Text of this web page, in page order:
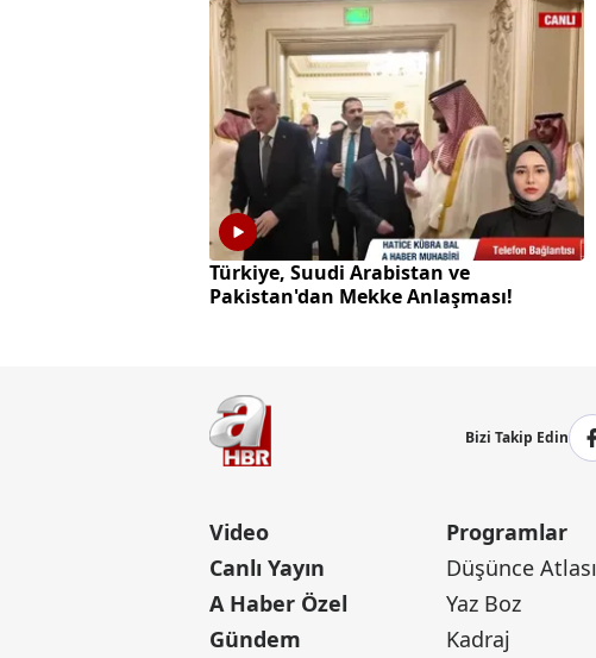
Türkiye, Suudi Arabistan ve
Pakistan'dan Mekke Anlaşması!
Bizi Takip Edin
Video
Canlı Yayın
A Haber Özel
Gündem
Programlar
Düşünce Atlası
Yaz Boz
Kadraj